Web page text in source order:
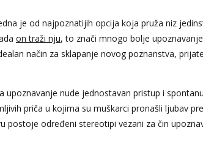
je od najpoznatijih opcija koja pruža niz
on traži nju, to znači mnogo bolje
način za sklapanje novog poznanstva,
nude jednostavan pristup i spontanu
priča u kojima su muškarci pronašli ljubav
određeni stereotipi vezani za čin